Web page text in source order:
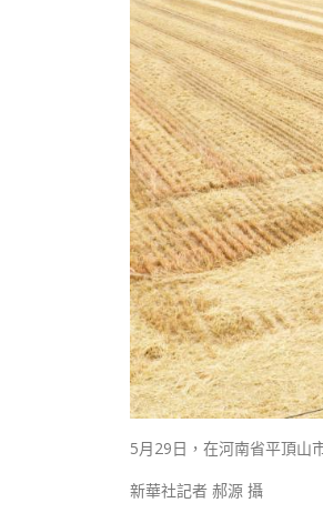
5月29日，在河南省平頂山
新華社記者 郝源 攝